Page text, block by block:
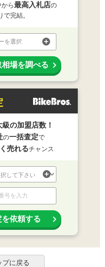
ら最高入札店の
で完結。
を選択
場を調べる
の加盟店数！
の一括査定で
売れるチャンス
依頼する
プに戻る